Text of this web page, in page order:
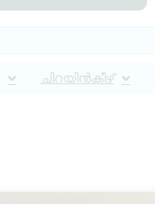
ചിറയിൻകീഴ്